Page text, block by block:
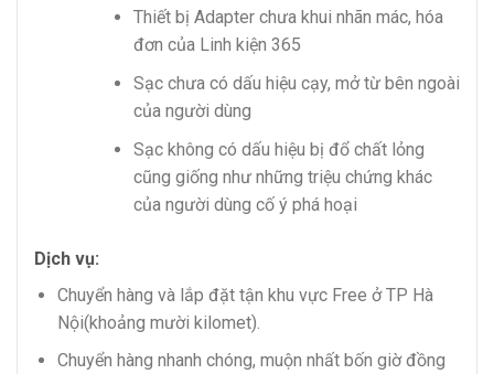
Thiết bị Adapter chưa khui nhãn mác, hóa
đơn của Linh kiện 365
Sạc chưa có dấu hiệu cạy, mở từ bên ngoài
của người dùng
Sạc không có dấu hiệu bị đổ chất lỏng
cũng giống như những triệu chứng khác
của người dùng cố ý phá hoại
Dịch vụ:
Chuyển hàng và lắp đặt tận khu vực Free ở TP Hà
Nội(khoảng mười kilomet).
Chuyển hàng nhanh chóng, muộn nhất bốn giờ đồng